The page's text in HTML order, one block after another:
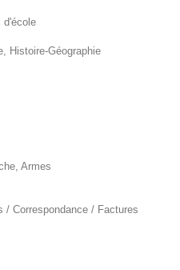
d'école
Histoire-Géographie
Armes
/ Correspondance / Factures